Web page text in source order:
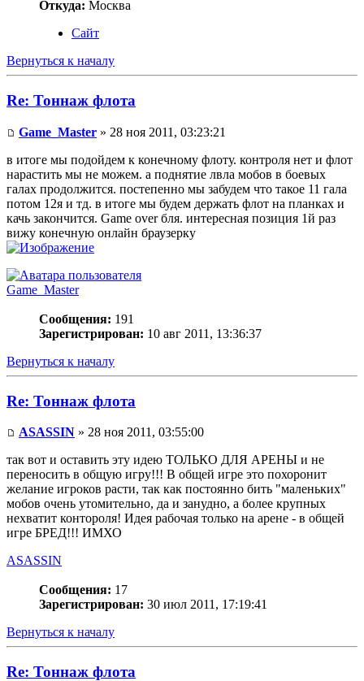
Откуда: Москва
Сайт
Вернуться к началу
Re: Тоннаж флота
Game_Master » 28 ноя 2011, 03:23:21
в итоге мы подойдем к конечному флоту. контроля нет и флот
нарастить мы не можем. а поднятие лвла мобов в боевых
галах продолжится. постепенно мы забудем что такое 11 гала
потом 12я и тд. в итоге мы будем держать флот на планках и
качь закончится. Game over бля. интересная позиция 1й раз
вижу конечную онлайн браузерку
Game_Master
Сообщения: 191
Зарегистрирован: 10 авг 2011, 13:36:37
Вернуться к началу
Re: Тоннаж флота
ASASSIN » 28 ноя 2011, 03:55:00
так вот и оставить эту идею ТОЛЬКО ДЛЯ АРЕНЫ и не
переносить в общую игру!!! В общей игре это похоронит
желание игроков расти, так как постоянно бить "маленьких"
мобов очень утомительно, да и занудно, а более крупных
нехватит контороля! Идея рабочая только на арене - в общей
игре БРЕД!!! ИМХО
ASASSIN
Сообщения: 17
Зарегистрирован: 30 июл 2011, 17:19:41
Вернуться к началу
Re: Тоннаж флота